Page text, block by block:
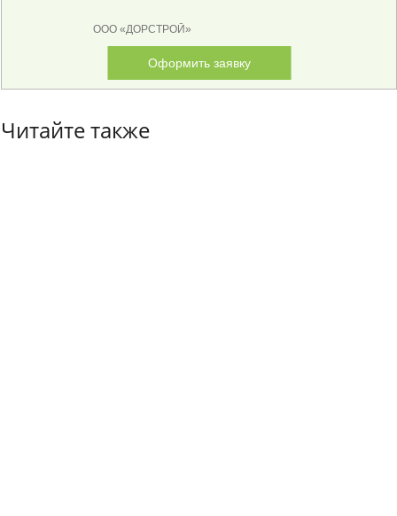
ООО «ДОРСТРОЙ»
Оформить заявку
Читайте также